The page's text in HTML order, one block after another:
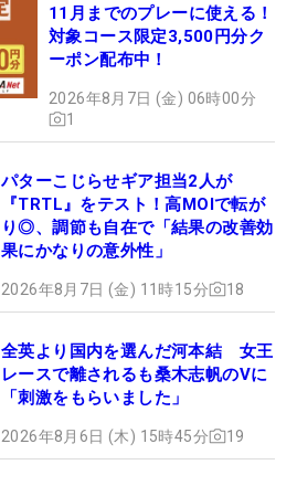
11月までのプレーに使える！
対象コース限定3,500円分ク
ーポン配布中！
2026年8月7日 (金) 06時00分
1
パターこじらせギア担当2人が
『TRTL』をテスト！高MOIで転が
り◎、調節も自在で「結果の改善効
果にかなりの意外性」
2026年8月7日 (金) 11時15分 18
全英より国内を選んだ河本結 女王
レースで離されるも桑木志帆のVに
「刺激をもらいました」
2026年8月6日 (木) 15時45分 19